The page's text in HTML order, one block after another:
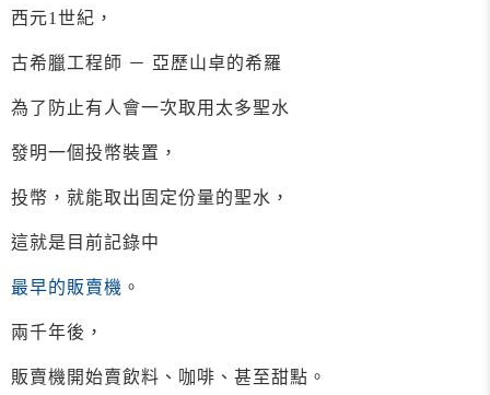
西元1世紀，
古希臘工程師 － 亞歷山卓的希羅
為了防止有人會一次取用太多聖水
發明一個投幣裝置，
投幣，就能取出固定份量的聖水，
這就是目前記錄中
最早的販賣機 。
兩千年後，
販賣機開始賣飲料、咖啡、甚至甜點。